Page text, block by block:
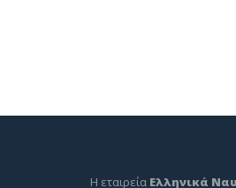
Η εταιρεία Ελληνικά